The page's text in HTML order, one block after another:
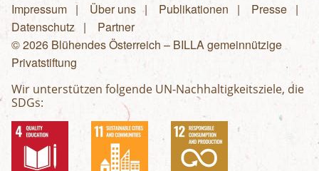
Fußzeilenmenü
Impressum Über uns Publikationen
Presse
Datenschutz
Partner
© 2026 Blühendes Österreich – BILLA gemeinnützige
Privatstiftung
Wir unterstützen folgende UN-Nachhaltigkeitsziele, die
SDGs: